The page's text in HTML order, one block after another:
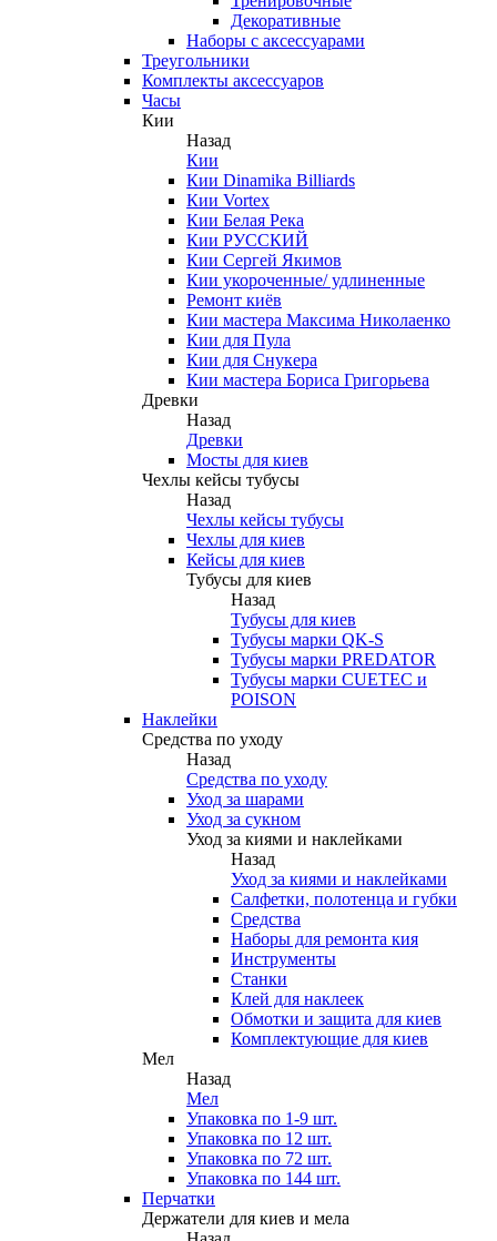
Декоративные
Наборы с аксессуарами
Треугольники
Комплекты аксессуаров
Часы
Кии
Назад
Кии
Кии Dinamika Billiards
Кии Vortex
Кии Белая Река
Кии РУССКИЙ
Кии Сергей Якимов
Кии укороченные/ удлиненные
Ремонт киёв
Кии мастера Максима Николаенко
Кии для Пула
Кии для Снукера
Кии мастера Бориса Григорьева
Древки
Назад
Древки
Мосты для киев
Чехлы кейсы тубусы
Назад
Чехлы кейсы тубусы
Чехлы для киев
Кейсы для киев
Тубусы для киев
Назад
Тубусы для киев
Тубусы марки QK-S
Тубусы марки PREDATOR
Тубусы марки CUETEC и
POISON
Наклейки
Средства по уходу
Назад
Средства по уходу
Уход за шарами
Уход за сукном
Уход за киями и наклейками
Назад
Уход за киями и наклейками
Салфетки, полотенца и губки
Средства
Наборы для ремонта кия
Инструменты
Станки
Клей для наклеек
Обмотки и защита для киев
Комплектующие для киев
Мел
Назад
Мел
Упаковка по 1-9 шт.
Упаковка по 12 шт.
Упаковка по 72 шт.
Упаковка по 144 шт.
Перчатки
Держатели для киев и мела